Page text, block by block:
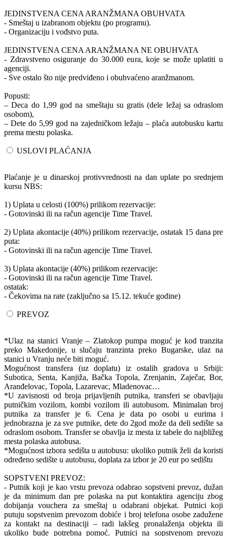
JEDINSTVENA CENA ARANŽMANA OBUHVATA
- Smeštaj u izabranom objektu (po programu).
- Organizaciju i vođstvo puta.
JEDINSTVENA CENA ARANŽMANA NE OBUHVATA
- Zdravstveno osiguranje do 30.000 eura, koje se može uplatiti u
agenciji.
- Sve ostalo što nije predviđeno i obuhvaćeno aranžmanom.
Popusti:
– Deca do 1,99 god na smeštaju su gratis (dele ležaj sa odraslom
osobom),
– Dete do 5,99 god na zajedničkom ležaju – plaća autobusku kartu
prema mestu polaska.
USLOVI PLAĆANJA
Plaćanje je u dinarskoj protivvrednosti na dan uplate po srednjem
kursu NBS:
1) Uplata u celosti (100%) prilikom rezervacije:
- Gotovinski ili na račun agencije Time Travel.
2) Uplata akontacije (40%) prilikom rezervacije, ostatak 15 dana pre
puta:
- Gotovinski ili na račun agencije Time Travel.
3) Uplata akontacije (40%) prilikom rezervacije:
- Gotovinski ili na račun agencije Time Travel.
ostatak:
- Čekovima na rate (zaključno sa 15.12. tekuće godine)
PREVOZ
*Ulaz na stanici Vranje – Zlatokop pumpa moguć je kod tranzita
preko Makedonije, u slučaju tranzinta preko Bugarske, ulaz na
stanici u Vranju neće biti moguć.
Mogućnost transfera (uz doplatu) iz ostalih gradova u Srbiji:
Subotica, Senta, Kanjiža, Bačka Topola, Zrenjanin, Zaječar, Bor,
Aranđelovac, Topola, Lazarevac, Mladenovac…
*U zavisnosti od broja prijavljenih putnika, transferi se obavljaju
putničkim vozilom, kombi vozilom ili autobusom. Minimalan broj
putnika za transfer je 6. Cena je data po osobi u eurima i
jednobrazna je za sve putnike, dete do 2god može da deli sedište sa
odraslom osobom. Transfer se obavlja iz mesta iz tabele do najbližeg
mesta polaska autobusa.
*Mogućnost izbora sedišta u autobusu: ukoliko putnik želi da koristi
određeno sedište u autobusu, doplata za izbor je 20 eur po sedištu
SOPSTVENI PREVOZ:
- Putnik koji je kao vrstu prevoza odabrao sopstveni prevoz, dužan
je da minimum dan pre polaska na put kontaktira agenciju zbog
dobijanja vouchera za smeštaj u odabrani objekat. Putnici koji
putuju sopstvenim prevozom dobiće i broj telefona osobe zadužene
za kontakt na destinaciji – radi lakšeg pronalaženja objekta ili
ukoliko bude potrebna pomoć. Putnici na sopstvenom prevozu